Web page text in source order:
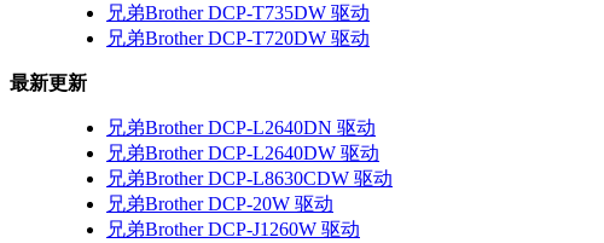
兄弟Brother DCP-T735DW 驱动
兄弟Brother DCP-T720DW 驱动
最新更新
兄弟Brother DCP-L2640DN 驱动
兄弟Brother DCP-L2640DW 驱动
兄弟Brother DCP-L8630CDW 驱动
兄弟Brother DCP-20W 驱动
兄弟Brother DCP-J1260W 驱动